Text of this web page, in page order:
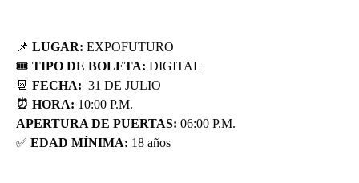
📌 LUGAR: EXPOFUTURO
🎟 TIPO DE BOLETA: DIGITAL
📆 FECHA: 31 DE JULIO
⏰ HORA: 10:00 P.M.
APERTURA DE PUERTAS: 06:00 P.M.
✅ EDAD MÍNIMA: 18 años